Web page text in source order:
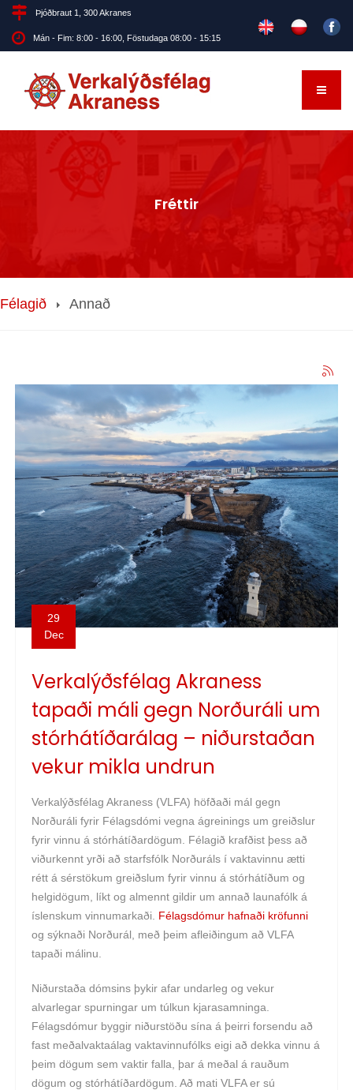
Þjóðbraut 1, 300 Akranes
Mán - Fim: 8:00 - 16:00, Föstudaga 08:00 - 15:15
Fréttir
Félagið Annað
29
Dec
Verkalýðsfélag Akraness
tapaði máli gegn Norðuráli um
stórhátíðarálag – niðurstaðan
vekur mikla undrun
Verkalýðsfélag Akraness (VLFA) höfðaði mál gegn
Norðuráli fyrir Félagsdómi vegna ágreinings um greiðslur
fyrir vinnu á stórhátíðardögum. Félagið krafðist þess að
viðurkennt yrði að starfsfólk Norðuráls í vaktavinnu ætti
rétt á sérstökum greiðslum fyrir vinnu á stórhátíðum og
helgidögum, líkt og almennt gildir um annað launafólk á
íslenskum vinnumarkaði. Félagsdómur hafnaði kröfunni
og sýknaði Norðurál, með þeim afleiðingum að VLFA
tapaði málinu.
Niðurstaða dómsins þykir afar undarleg og vekur
alvarlegar spurningar um túlkun kjarasamninga.
Félagsdómur byggir niðurstöðu sína á þeirri forsendu að
fast meðalvaktaálag vaktavinnufólks eigi að dekka vinnu á
þeim dögum sem vaktir falla, þar á meðal á rauðum
dögum og stórhátíðardögum. Að mati VLFA er sú